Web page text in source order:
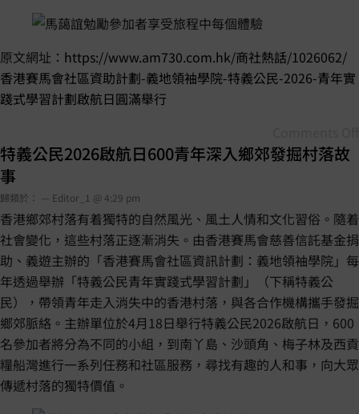
原文網址： https://www.am730.com.hk/商社熱話/1026062/
香港賽馬會社區資助計劃-義地領袖學院-特義公民-2026-青年實
踐式學習計劃啟航日圓滿舉行
特義公民2026啟航日600青年深入鄉郊發掘村落故
事
歸類於： — Editor_1 @ 4:29 pm
香港鄉郊村落有着獨特的自然風光、風土人情和文化習俗。隨着
社會變化，這些村落正逐漸消失。由香港賽馬會慈善信託基金捐
助、義遊主辦的「香港賽馬會社區資訊計劃：義地領袖學院」每
年透過舉辦「特義公民青年實踐式學習計劃」（下稱特義公
民），帶領青年走入消失中的香港村落，與各合作機構攜手發掘
鄉郊脈絡。主辦單位於4月18日舉行特義公民2026啟航日，600
名參加者將分為不同的小組，到南丫島、沙頭角、梅子林及西貢
糧船灣進行一系列任務和社區服務，尋找有趣的人和事，向大眾
傳遞村落的獨特價值。